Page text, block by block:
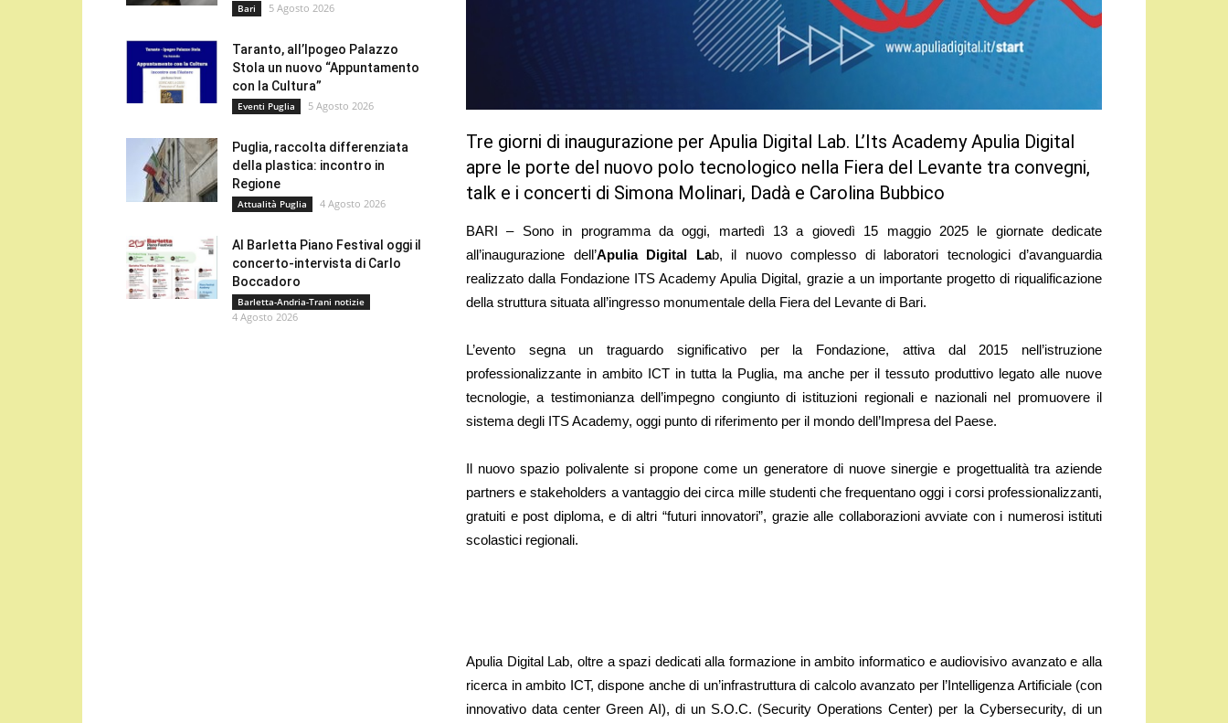
Tre giorni di inaugurazione per Apulia Digital Lab. L’Its Academy Apulia Digital
apre le porte del nuovo polo tecnologico nella Fiera del Levante tra convegni,
talk e i concerti di Simona Molinari, Dadà e Carolina Bubbico
BARI – Sono in programma da oggi, martedì 13 a giovedì 15 maggio 2025 le giornate dedicate
all’inaugurazione dell’Apulia Digital Lab, il nuovo complesso di laboratori tecnologici d’avanguardia
realizzato dalla Fondazione ITS Academy Apulia Digital, grazie a un importante progetto di riqualificazione
della struttura situata all’ingresso monumentale della Fiera del Levante di Bari.
L’evento segna un traguardo significativo per la Fondazione, attiva dal 2015 nell’istruzione
professionalizzante in ambito ICT in tutta la Puglia, ma anche per il tessuto produttivo legato alle nuove
tecnologie, a testimonianza dell’impegno congiunto di istituzioni regionali e nazionali nel promuovere il
sistema degli ITS Academy, oggi punto di riferimento per il mondo dell’Impresa del Paese.
Il nuovo spazio polivalente si propone come un generatore di nuove sinergie e progettualità tra aziende
partners e stakeholders a vantaggio dei circa mille studenti che frequentano oggi i corsi professionalizzanti,
gratuiti e post diploma, e di altri “futuri innovatori”, grazie alle collaborazioni avviate con i numerosi istituti
scolastici regionali.
Apulia Digital Lab, oltre a spazi dedicati alla formazione in ambito informatico e audiovisivo avanzato e alla
ricerca in ambito ICT, dispone anche di un’infrastruttura di calcolo avanzato per l’Intelligenza Artificiale (con
innovativo data center Green AI), di un S.O.C. (Security Operations Center) per la Cybersecurity, di un
Bari 5 Agosto 2026
Taranto, all’Ipogeo Palazzo
Stola un nuovo “Appuntamento
con la Cultura”
Eventi Puglia 5 Agosto 2026
Puglia, raccolta differenziata
della plastica: incontro in
Regione
Attualità Puglia 4 Agosto 2026
Al Barletta Piano Festival oggi il
concerto-intervista di Carlo
Boccadoro
Barletta-Andria-Trani notizie
4 Agosto 2026